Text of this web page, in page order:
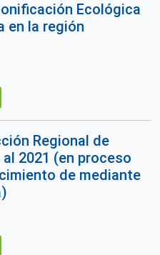
Ecológica
en la región
Regional de
2021 (en proceso
de mediante